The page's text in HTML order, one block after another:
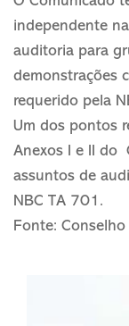
independente
auditoria para
demonstrações
requerido pela
Um dos pontos
Anexos I e II do
assuntos de
NBC TA 701.
Fonte: